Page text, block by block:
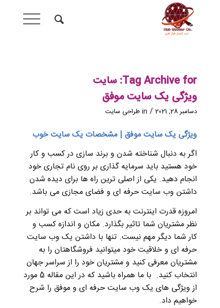
Tag Archive for: سایت
ویژگی یک سایت موفق
دسامبر 28, 2021 /
inطراحی سایت
ویژگی یک سایت موفق | مشخصات یک سایت خوب
اگر به دنبال شناخته شدن و برند سازی در کسب و کار
خود هستید باید سرمایه گذاری بر روی نام تجاری خود
انجام دهید. یکی از اصلی ترین راه ها برای دیده شدن
داشتن وب سایت حرفه ای و فضای مجازی می باشد.
امروزه قدرت اینترنت به حدی زیاد است که می تواند بر
نظر مشتریان شما تاثیر بگذارد. مکان و اندازه کسب و
کار شما دیگر مهم نیست. تنها با داشتن یک وب سایت
حرفه ای و خلاقیت خود میتوانید فروشگاهتان را به
مشتریان معرفی کنید و مشتریان خود را از سراسر جهان
انتخاب کنید. با ما همراه باشید که در این مقاله 5 مورد
از ویژگی های یک وب سایت حرفه ای و موفق را شرح
خواهیم داد.